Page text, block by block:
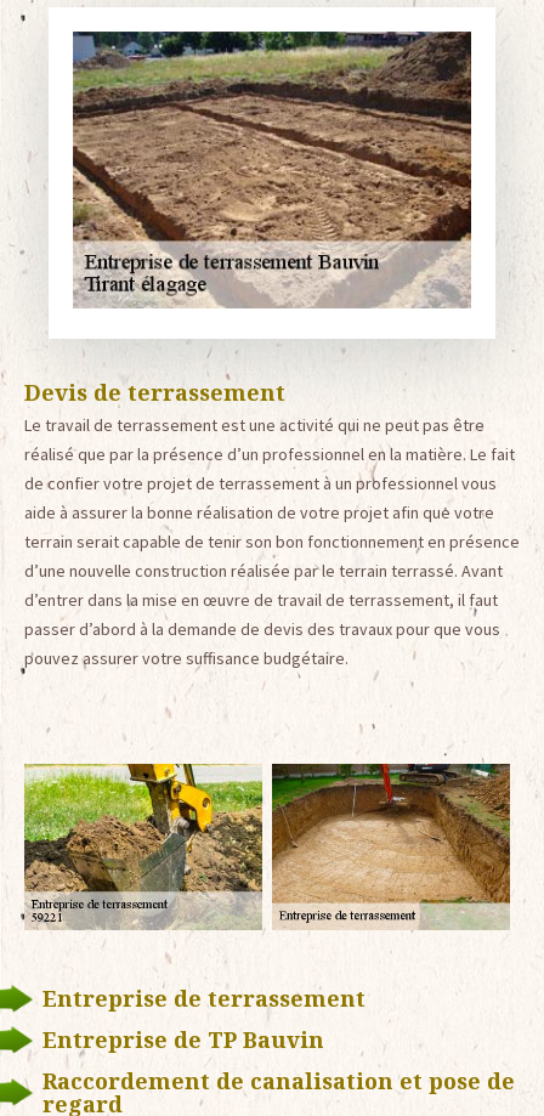
Devis de terrassement
Le travail de terrassement est une activité qui ne peut pas être
réalisé que par la présence d’un professionnel en la matière. Le fait
de confier votre projet de terrassement à un professionnel vous
aide à assurer la bonne réalisation de votre projet afin que votre
terrain serait capable de tenir son bon fonctionnement en présence
d’une nouvelle construction réalisée par le terrain terrassé. Avant
d’entrer dans la mise en œuvre de travail de terrassement, il faut
passer d’abord à la demande de devis des travaux pour que vous
pouvez assurer votre suffisance budgétaire.
Entreprise de terrassement
Entreprise de TP Bauvin
Raccordement de canalisation et pose de
regard